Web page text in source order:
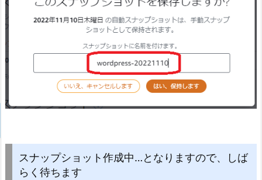
スナップショット作成中…となりますので、しば
らく待ちます